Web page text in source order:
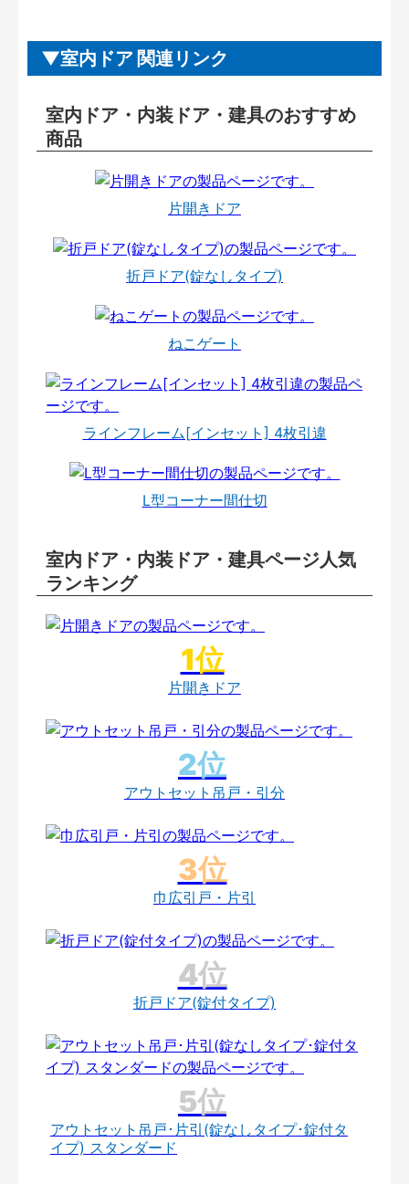
室内ドア 関連リンク
室内ドア・内装ドア・建具のおすすめ
商品
片開きドア
折戸ドア(錠なしタイプ)
ねこゲート
ラインフレーム[インセット] 4枚引違
L型コーナー間仕切
室内ドア・内装ドア・建具ページ人気
ランキング
片開きドア
アウトセット吊戸・引分
巾広引戸・片引
折戸ドア(錠付タイプ)
アウトセット吊戸･片引(錠なしタイプ･錠付タ
イプ) スタンダード